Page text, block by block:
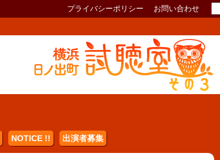
NOTICE !! 出演者募集
プライバシーポリシー お問い合わせ